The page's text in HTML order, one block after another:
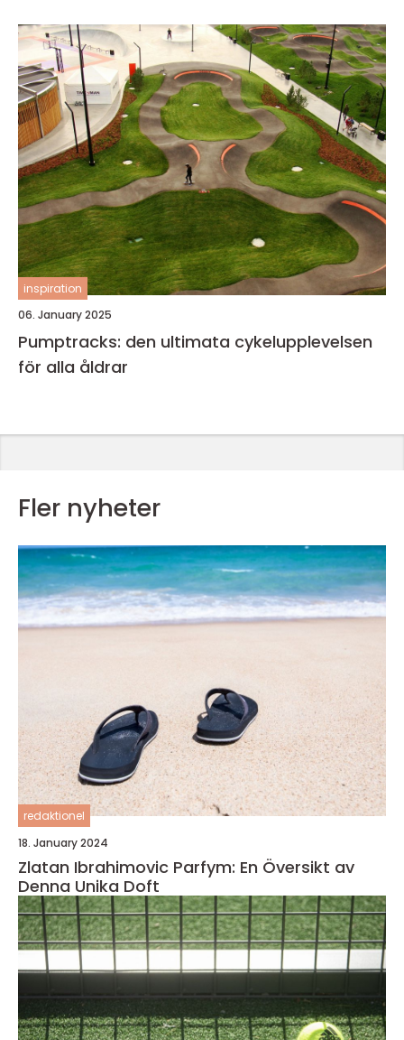
inspiration
06. January 2025
Pumptracks: den ultimata cykelupplevelsen
för alla åldrar
Fler nyheter
redaktionel
18. January 2024
Zlatan Ibrahimovic Parfym: En Översikt av
Denna Unika Doft